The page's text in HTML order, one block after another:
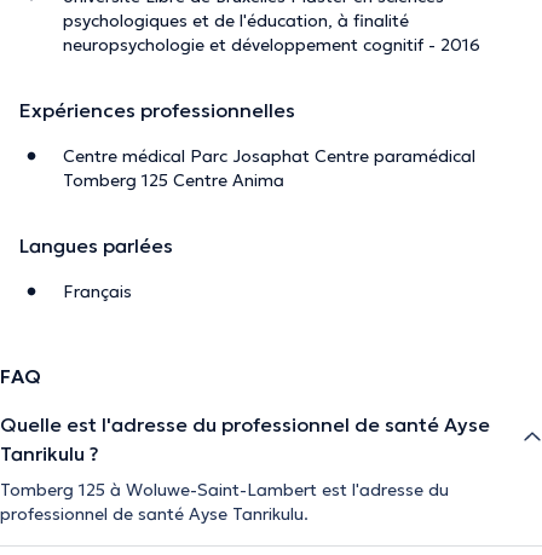
psychologiques et de l'éducation, à finalité
neuropsychologie et développement cognitif - 2016
Expériences professionnelles
Centre médical Parc Josaphat Centre paramédical
Tomberg 125 Centre Anima
Langues parlées
Français
FAQ
Quelle est l'adresse du professionnel de santé Ayse
Tanrikulu ?
Tomberg 125 à Woluwe-Saint-Lambert est l'adresse du
professionnel de santé Ayse Tanrikulu.